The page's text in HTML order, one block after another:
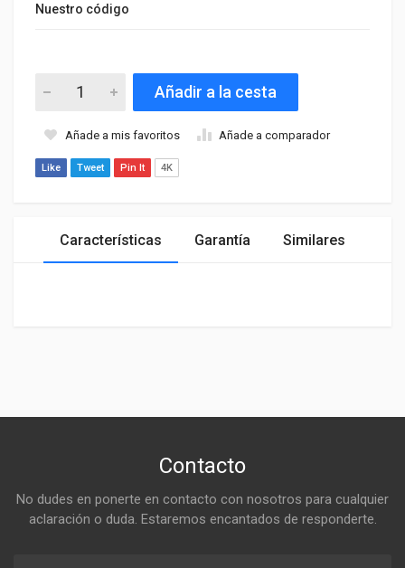
Nuestro código
Añadir a la cesta
Añade a mis favoritos Añade a comparador
Like Tweet Pin It 4K
Características Garantía Similares
Contacto
No dudes en ponerte en contacto con nosotros para cualquier
aclaración o duda. Estaremos encantados de responderte.